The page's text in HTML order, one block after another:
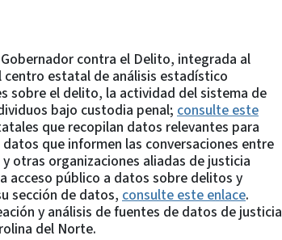
contra el Delito, integrada al
centro estatal de análisis estadístico
sobre el delito, la actividad del sistema de
bajo custodia penal;consulte este
que recopilan datos relevantes para
que informen las conversaciones entre
otras organizaciones aliadas de justicia
acceso público a datos sobre delitos y
sección de datos, consulte este enlace.
y análisis de fuentes de datos de justicia
del Norte.